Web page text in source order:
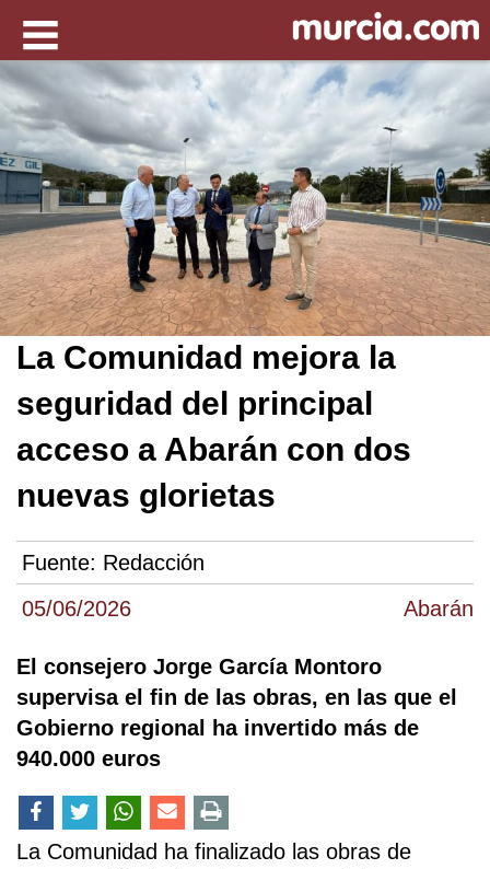
05/06/2026 Abarán
La Comunidad mejora la
seguridad del principal
acceso a Abarán con dos
nuevas glorietas
Fuente: Redacción
El consejero Jorge García Montoro
supervisa el fin de las obras, en las que el
Gobierno regional ha invertido más de
940.000 euros
La Comunidad ha finalizado las obras de